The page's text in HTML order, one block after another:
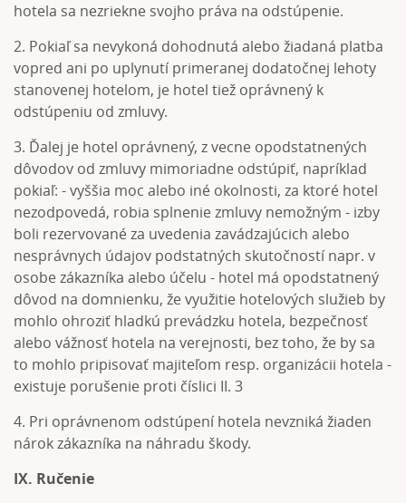
hotela sa nezriekne svojho práva na odstúpenie.
2. Pokiaľ sa nevykoná dohodnutá alebo žiadaná platba
vopred ani po uplynutí primeranej dodatočnej lehoty
stanovenej hotelom, je hotel tiež oprávnený k
odstúpeniu od zmluvy.
3. Ďalej je hotel oprávnený, z vecne opodstatnených
dôvodov od zmluvy mimoriadne odstúpiť, napríklad
pokiaľ: - vyššia moc alebo iné okolnosti, za ktoré hotel
nezodpovedá, robia splnenie zmluvy nemožným - izby
boli rezervované za uvedenia zavádzajúcich alebo
nesprávnych údajov podstatných skutočností napr. v
osobe zákazníka alebo účelu - hotel má opodstatnený
dôvod na domnienku, že využitie hotelových služieb by
mohlo ohroziť hladkú prevádzku hotela, bezpečnosť
alebo vážnosť hotela na verejnosti, bez toho, že by sa
to mohlo pripisovať majiteľom resp. organizácii hotela -
existuje porušenie proti číslici II. 3
4. Pri oprávnenom odstúpení hotela nevzniká žiaden
nárok zákazníka na náhradu škody.
IX. Ručenie